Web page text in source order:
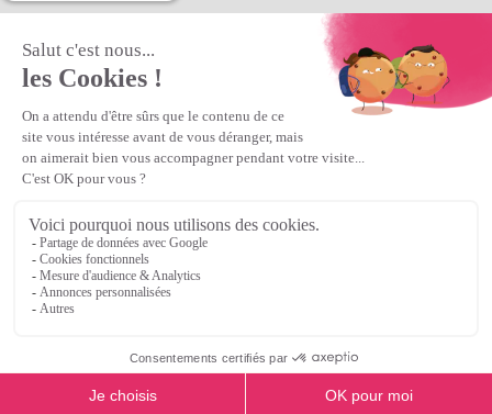
la référence en perles et bijoux
perles en ligne, telles que les perles
et cristaux et strass en cristal Preciosa, les perles Miyuki perles et
apprêts en Argent 925, Gold Filled, perles de rocaille Preciosa
Matière Première est un
Première
Veuillez patienter...
Continuer vos achats
or Voir le panier